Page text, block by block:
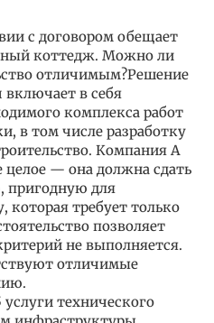
с договором обещает
коттедж. Можно ли
отличимым?Решение
включает в себя
комплекса работ
в том числе разработку
Компания А
целое — она должна сдать
пригодную для
которая требует только
позволяет
не выполняется.
отличимые
технического